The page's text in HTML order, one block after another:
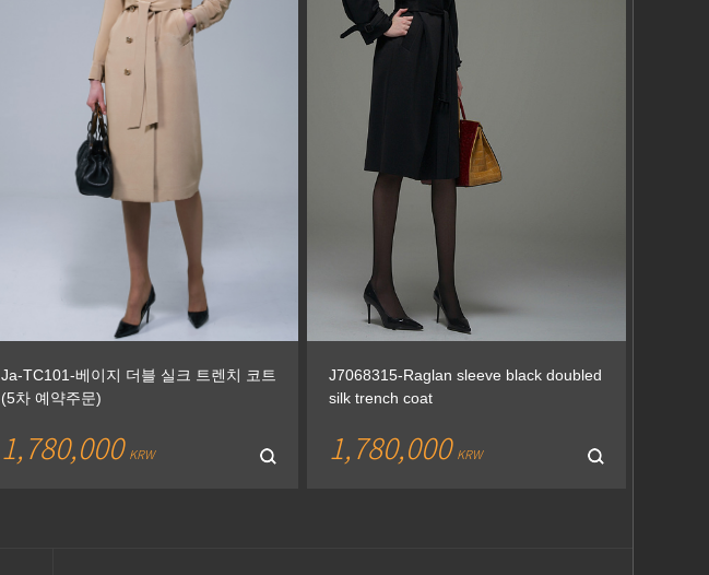
Ja-TC101-베이지 더블 실크 트렌치 코트
(5차 예약주문)
1,780,000 KRW
J7068315-Raglan sleeve black doubled
silk trench coat
1,780,000 KRW